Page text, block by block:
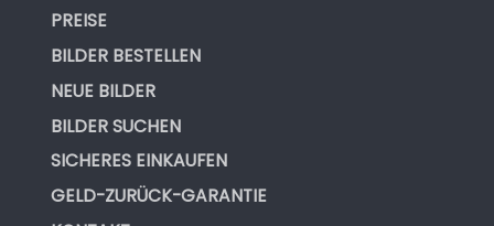
PREISE
BILDER BESTELLEN
NEUE BILDER
BILDER SUCHEN
SICHERES EINKAUFEN
GELD-ZURÜCK-GARANTIE